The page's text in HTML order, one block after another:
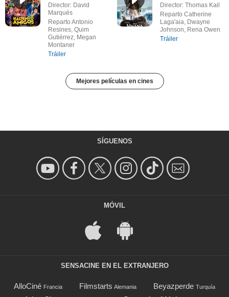
Director: David
Marqués
Reparto Antonio
Resines, Quim
Gutiérrez, Megan
Montaner
Tráiler
Director: Thomas Kail
Reparto Catherine
Laga'aia, Dwayne
Johnson, Rena Owen
Tráiler
Mejores películas en cines
SÍGUENOS
MÓVIL
SENSACINE EN EL EXTRANJERO
AlloCiné Francia Filmstarts Alemania Beyazperde Turquía